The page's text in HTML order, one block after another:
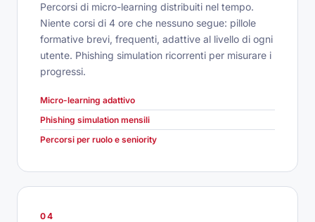
Percorsi di micro-learning distribuiti nel tempo.
Niente corsi di 4 ore che nessuno segue: pillole
formative brevi, frequenti, adattive al livello di ogni
utente. Phishing simulation ricorrenti per misurare i
progressi.
Micro-learning adattivo
Phishing simulation mensili
Percorsi per ruolo e seniority
04